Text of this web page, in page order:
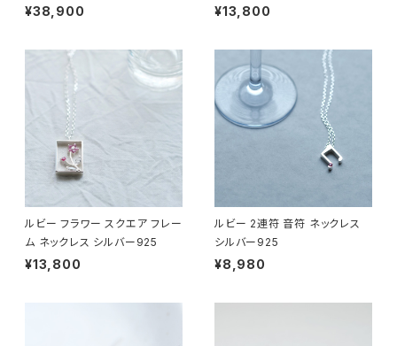
¥38,900 ¥13,800
ルビー フラワー スクエア フレー
ム ネックレス シルバー925
¥13,800
ルビー 2連符 音符 ネックレス
シルバー925
¥8,980